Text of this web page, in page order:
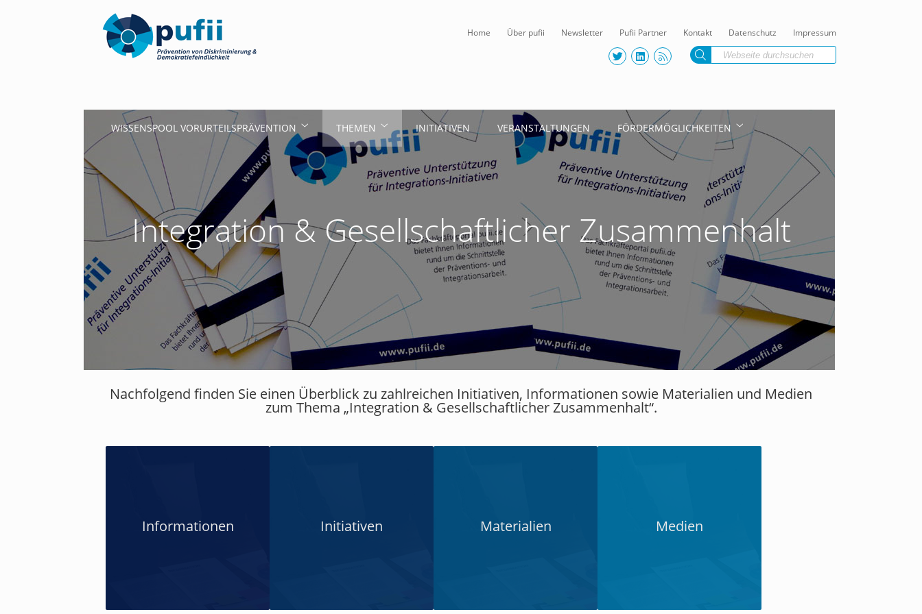
Impressum
Datenschutz
Kontakt
Pufii Partner
Newsletter
Über pufii
Home
WISSENSPOOL VORURTEILSPRÄVENTION THEMEN INITIATIVEN VERANSTALTUNGEN FÖRDERMÖGLICHKEITEN
Integration & Gesellschaftlicher Zusammenhalt
Nachfolgend finden Sie einen Überblick zu zahlreichen Initiativen, Informationen sowie Materialien und Medien
zum Thema „Integration & Gesellschaftlicher Zusammenhalt“.
Informationen Initiativen Materialien Medien